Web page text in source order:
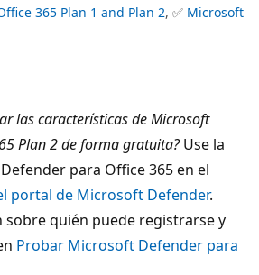
365 Plan 1 and Plan 2, ✅ Microsoft
las características de Microsoft
Plan 2 de forma gratuita?Use la
para Office 365 en el
portal de Microsoft Defender.
quién puede registrarse y
Probar Microsoft Defender para